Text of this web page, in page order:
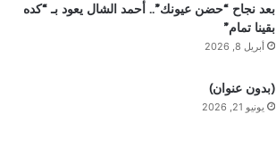
بعد نجاح “حضن عيونك”.. أحمد الشال يعود بـ “كده
بقينا تمام”
أبريل 8, 2026
(بدون عنوان)
يونيو 21, 2026